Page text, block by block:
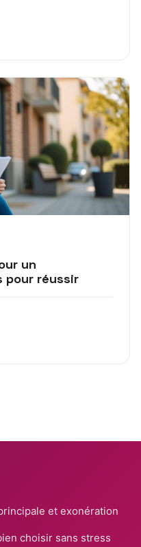
un
pour réussir
et exonération
choisir sans stress